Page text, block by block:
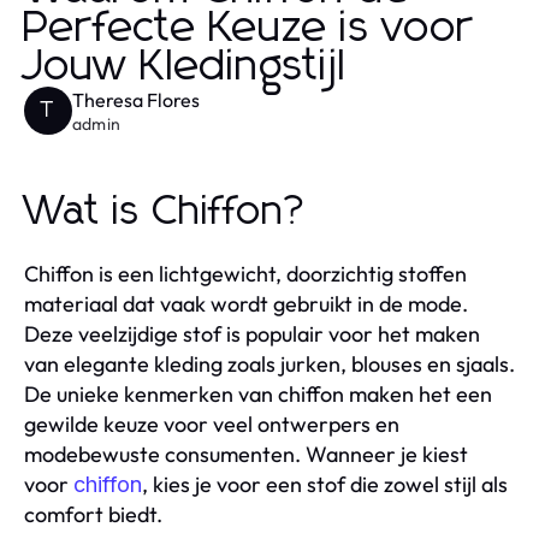
Perfecte Keuze is voor
Jouw Kledingstijl
T Theresa Flores
admin
Wat is Chiffon?
Chiffon is een lichtgewicht, doorzichtig stoffen
materiaal dat vaak wordt gebruikt in de mode.
Deze veelzijdige stof is populair voor het maken
van elegante kleding zoals jurken, blouses en sjaals.
De unieke kenmerken van chiffon maken het een
gewilde keuze voor veel ontwerpers en
modebewuste consumenten. Wanneer je kiest
voor chiffon, kies je voor een stof die zowel stijl als
comfort biedt.